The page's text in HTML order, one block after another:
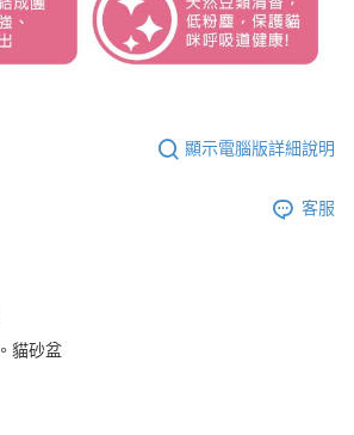
顯示電腦版詳細說明
客服
貓砂盆